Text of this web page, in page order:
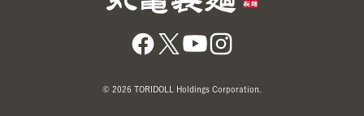
© 2026 TORIDOLL Holdings Corporation.